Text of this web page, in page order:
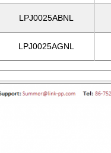
LPJ0025ABNL
LPJ0025AGNL